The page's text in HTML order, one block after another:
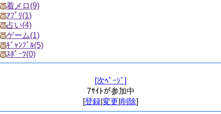
着メロ(9)
ｱﾌﾟﾘ(1)
占い(4)
ゲーム(1)
ｷﾞｬﾝﾌﾞﾙ(5)
ｽﾎﾟｰﾂ(0)
[次ﾍﾟｰｼﾞ]
7ｻｲﾄが参加中
[登録 変更 削除]